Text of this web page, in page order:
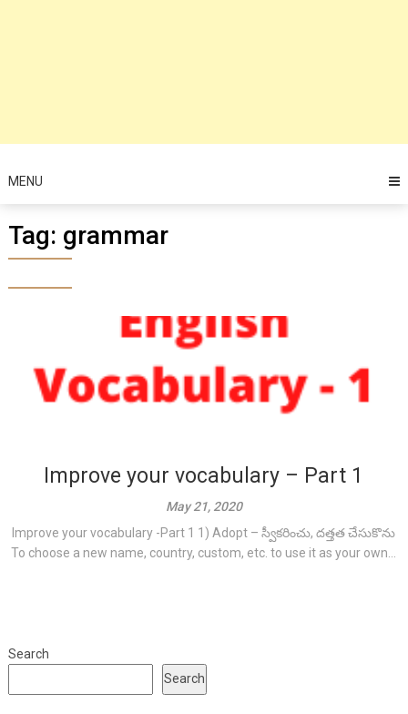
MENU
Tag: grammar
Improve your vocabulary – Part 1
May 21, 2020
Improve your vocabulary -Part 1 1) Adopt – స్వీక‌రించు, ద‌త్తత చేసుకొను
To choose a new name, country, custom, etc. to use it as your own...
Search
Search